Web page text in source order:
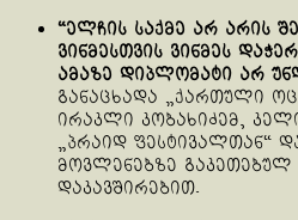
“ელჩის საქმე არ არის
ვინმესთვის ვინმეს
ამაზე დიპლომატი არ
განაცხადა „ქართული
ირაკლი კობახიძემ,
„პრაიდ ფესტივალთან“
მოვლენებზე გაკეთებულ
დაკავშირებით.